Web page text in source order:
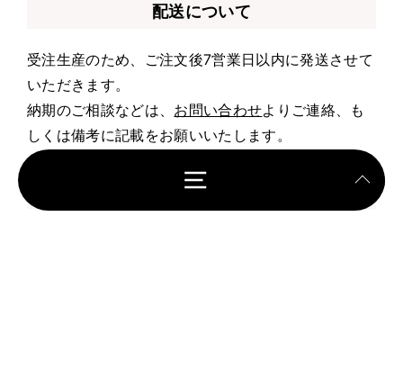
配送について
受注生産のため、ご注文後7営業日以内に発送させて
いただきます。
納期のご相談などは、 お問い合わせよりご連絡、も
しくは備考に記載をお願いいたします。
お支払いについて